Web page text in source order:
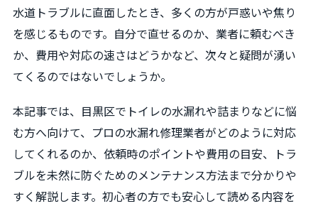
水道トラブルに直面したとき、多くの方が戸惑いや焦り
を感じるものです。自分で直せるのか、業者に頼むべき
か、費用や対応の速さはどうかなど、次々と疑問が湧い
てくるのではないでしょうか。
本記事では、目黒区でトイレの水漏れや詰まりなどに悩
む方へ向けて、プロの水漏れ修理業者がどのように対応
してくれるのか、依頼時のポイントや費用の目安、トラ
ブルを未然に防ぐためのメンテナンス方法まで分かりや
すく解説します。初心者の方でも安心して読める内容を